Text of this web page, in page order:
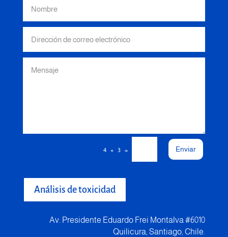
4 + 3 = Enviar
Análisis de toxicidad
Av. Presidente Eduardo Frei Montalva #6010
Quilicura, Santiago, Chile.